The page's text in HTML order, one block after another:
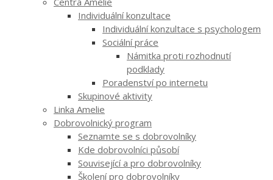
Individuální konzultace
Individuální konzultace s psychologem
Sociální práce
Námitka proti rozhodnutí
podklady
Poradenství po internetu
Skupinové aktivity
Linka Amelie
Dobrovolnický program
Seznamte se s dobrovolníky
Kde dobrovolníci působí
Související a pro dobrovolníky
Školení pro dobrovolníky